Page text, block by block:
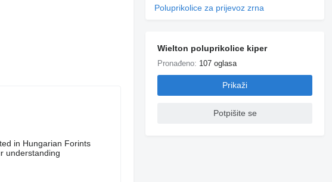
in Hungarian Forints
understanding
Poluprikolice za prijevoz zrna
Wielton poluprikolice kiper
Pronađeno: 107 oglasa
Prikaži
Potpišite se